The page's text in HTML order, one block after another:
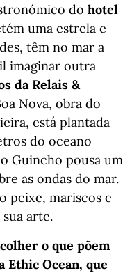
do hotel
uma estrela e
têm no mar a
imaginar outra
da Relais &
Nova, obra do
está plantada
do oceano
Guincho pousa um
as ondas do mar.
peixe, mariscos e
arte.
o que põem
Ethic Ocean, que